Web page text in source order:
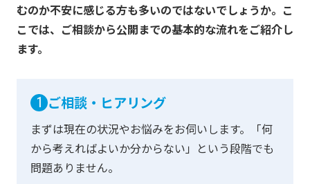
むのか不安に感じる方も多いのではないでしょうか。 こ
こでは、ご相談から公開までの基本的な流れをご紹介し
ます。
1 ご相談・ヒアリング
まずは現在の状況やお悩みをお伺いします。
「何
から考えればよいか分からない」という段階でも
問題ありません。